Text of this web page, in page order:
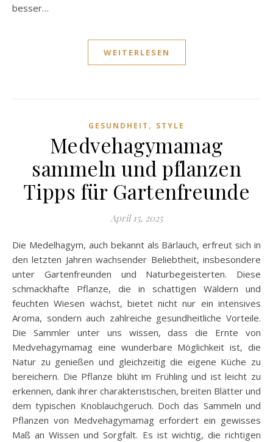
besser…
WEITERLESEN
GESUNDHEIT , STYLE
Medvehagymamag
sammeln und pflanzen
Tipps für Gartenfreunde
April 15, 2025
Die Medelhagym, auch bekannt als Bärlauch, erfreut sich in
den letzten Jahren wachsender Beliebtheit, insbesondere
unter Gartenfreunden und Naturbegeisterten. Diese
schmackhafte Pflanze, die in schattigen Wäldern und
feuchten Wiesen wächst, bietet nicht nur ein intensives
Aroma, sondern auch zahlreiche gesundheitliche Vorteile.
Die Sammler unter uns wissen, dass die Ernte von
Medvehagymamag eine wunderbare Möglichkeit ist, die
Natur zu genießen und gleichzeitig die eigene Küche zu
bereichern. Die Pflanze blüht im Frühling und ist leicht zu
erkennen, dank ihrer charakteristischen, breiten Blätter und
dem typischen Knoblauchgeruch. Doch das Sammeln und
Pflanzen von Medvehagymamag erfordert ein gewisses
Maß an Wissen und Sorgfalt. Es ist wichtig, die richtigen